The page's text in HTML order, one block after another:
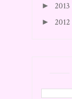
► 2013
► 2012